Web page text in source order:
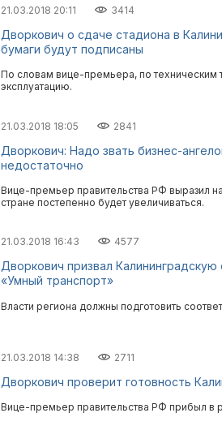
21.03.2018 20:11 3414
Дворкович о сдаче стадиона в
бумаги будут подписаны
По словам вице-премьера, по техническим
эксплуатацию.
21.03.2018 18:05 2841
Дворкович: Надо звать бизнес-
недостаточно
Вице-премьер правительства РФ выразил
стране постепенно будет увеличиваться.
21.03.2018 16:43 4577
Дворкович призвал
«Умный транспорт»
Власти региона должны подготовить
21.03.2018 14:38 2711
Дворкович проверит готовность
Вице-премьер правительства РФ прибыл в